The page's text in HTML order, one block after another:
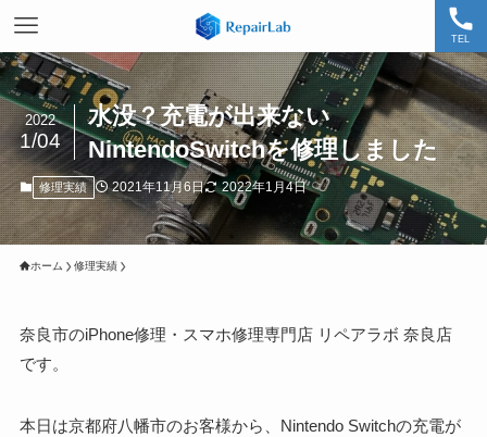
TEL
水没？充電が出来ない
NintendoSwitchを修理しました
2022
1/04
修理実績 2021年11月6日 2022年1月4日
ホーム 修理実績
奈良市のiPhone修理・スマホ修理専門店 リペアラボ 奈良店
です。
本日は京都府八幡市のお客様から、Nintendo Switchの充電が